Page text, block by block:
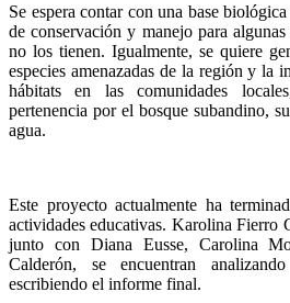
Se espera contar con una base
de conservación y manejo para
no los tienen. Igualmente, se quiere
especies amenazadas de la región y la
hábitats en las comunidades
pertenencia por el bosque subandino,
agua.
Este proyecto actualmente ha
actividades educativas. Karolina Fierro
junto con Diana Eusse, Carolina
Calderón, se encuentran
escribiendo el informe final.